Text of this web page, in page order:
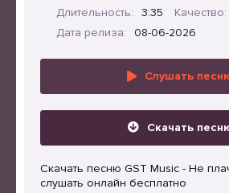
Длительность:
3:35 Качество:
Дата релиза:
08-06-2026
Слушать
Скачать
Скачать песню GST Music - Не
слушать онлайн бесплатно